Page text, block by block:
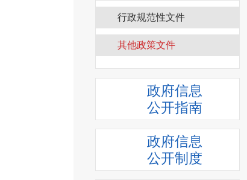
行政规范性文件
其他政策文件
政府信息
公开指南
政府信息
公开制度